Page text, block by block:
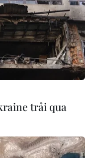
vàng trên trên khắp
trải qua